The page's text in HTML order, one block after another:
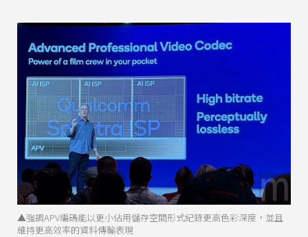
▲強調APV編碼能以更小佔用儲存空間形式紀錄更高色彩深度，並且
維持更高效率的資料傳輸表現